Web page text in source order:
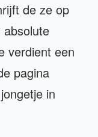
de ze op
absolute
verdient een
pagina
in